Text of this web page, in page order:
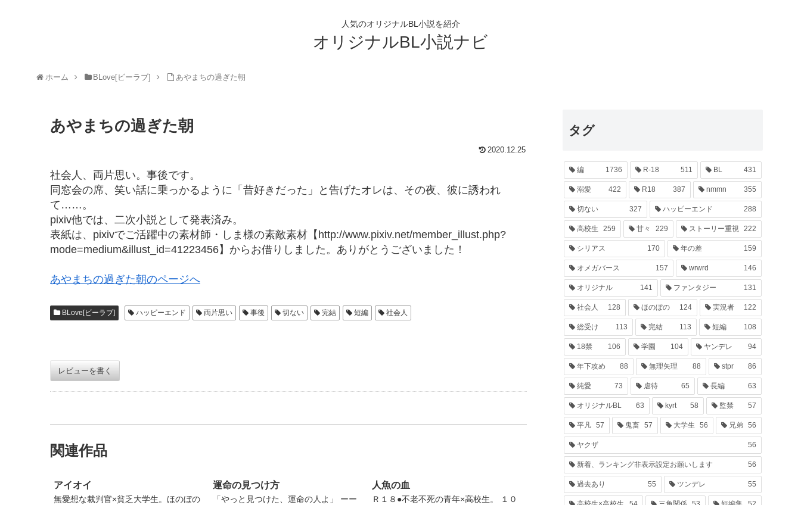
人気のオリジナルBL小説を紹介
オリジナルBL小説ナビ
ホーム BLove[ビーラブ] あやまちの過ぎた朝
あやまちの過ぎた朝
2020.12.25
社会人、両片思い。事後です。
同窓会の席、笑い話に乗っかるように「昔好きだった」と告げたオレは、その夜、彼に誘われ
て……。
pixiv他では、二次小説として発表済み。
表紙は、pixivでご活躍中の素材師・しま様の素敵素材【http://www.pixiv.net/member_illust.php?
mode=medium&illust_id=41223456】からお借りしました。ありがとうございました！
あやまちの過ぎた朝のページへ
BLove[ビーラブ] ハッピーエンド 両片思い 事後 切ない 完結 短編 社会人
レビューを書く
関連作品
アイオイ
無愛想な裁判官×貧乏大学生。ほのぼの
運命の見つけ方
「やっと見つけた、運命の人よ」 ーー
人魚の血
Ｒ１８●不老不死の青年×高校生。 １０
タグ
編 1736 R-18 511 BL 431
溺愛 422 R18 387 nmmn 355
切ない 327 ハッピーエンド 288
高校生 259 甘々 229 ストーリー重視 222
シリアス 170 年の差 159
オメガバース 157 wrwrd 146
オリジナル 141 ファンタジー 131
社会人 128 ほのぼの 124 実況者 122
総受け 113 完結 113 短編 108
18禁 106 学園 104 ヤンデレ 94
年下攻め 88 無理矢理 88 stpr 86
純愛 73 虐待 65 長編 63
オリジナルBL 63 kyrt 58 監禁 57
平凡 57 鬼畜 57 大学生 56 兄弟 56
ヤクザ 56
新着、ランキング非表示設定お願いします 56
過去あり 55 ツンデレ 55